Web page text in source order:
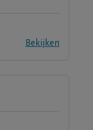
Bekijken